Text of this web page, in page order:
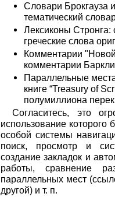
Словари Брокгауза
тематический
Лексиконы Стронга:
греческие слова
Комментарии
комментарии
Параллельные
книге “Treasury of
полумиллиона
Согласитесь, это
использование
особой системы
поиск, просмотр и
создание закладок и
работы, сравнение
параллельных мест
другой) и т. п.